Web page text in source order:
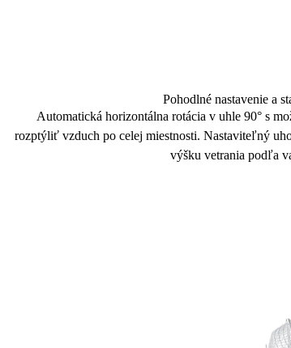
Pohodlné nastavenie a
Automatická horizontálna rotácia v uhle 90° s
rozptýliť vzduch po celej miestnosti. Nastaviteľný
výšku vetrania podľa